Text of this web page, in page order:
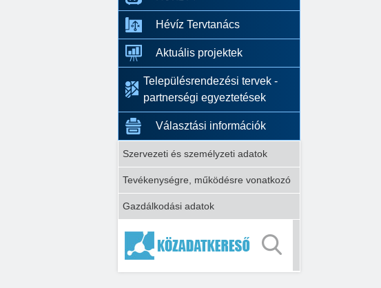
Hévíz Tervtanács
Aktuális projektek
Településrendezési tervek -
partnerségi egyeztetések
Választási információk
Szervezeti és személyzeti adatok
Tevékenységre, működésre vonatkozó
Gazdálkodási adatok